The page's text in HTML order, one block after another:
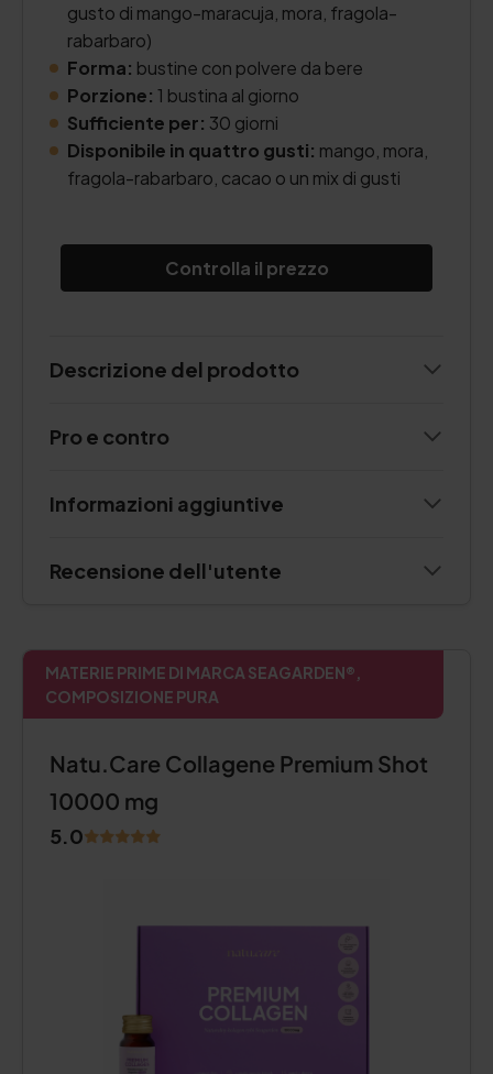
gusto di mango-maracuja, mora, fragola-
rabarbaro)
Forma: bustine con polvere da bere
Porzione: 1 bustina al giorno
Sufficiente per: 30 giorni
Disponibile in quattro gusti: mango, mora,
fragola-rabarbaro, cacao o un mix di gusti
Controlla il prezzo
Descrizione del prodotto
Pro e contro
Informazioni aggiuntive
Recensione dell'utente
MATERIE PRIME DI MARCA SEAGARDEN®,
COMPOSIZIONE PURA
Natu.Care Collagene Premium Shot
10000 mg
5.0